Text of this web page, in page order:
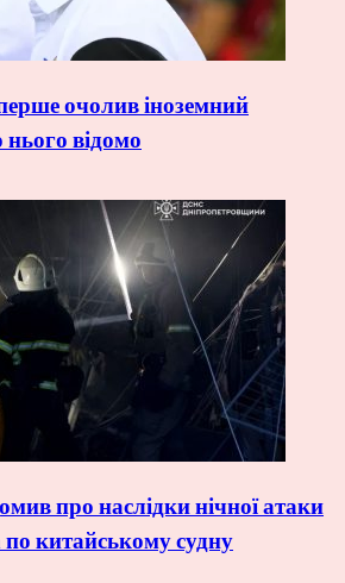
очолив іноземний
відомо
про наслідки нічної атаки
китайському судну